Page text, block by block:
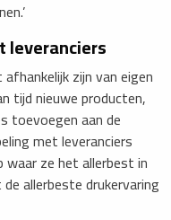
leveranciers
zijn van eigen
tijd nieuwe producten,
toevoegen aan de
met leveranciers
waar ze het allerbest in
allerbeste drukervaring